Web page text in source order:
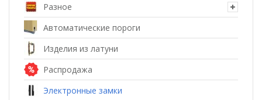
Разное
Автоматические пороги
Изделия из латуни
Распродажа
Электронные замки